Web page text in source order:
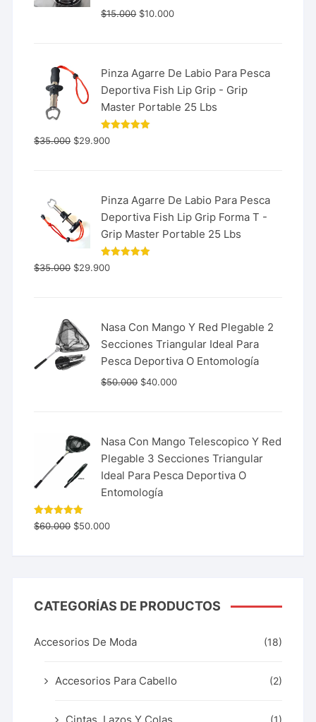
$15.000 $10.000
Pinza Agarre De Labio Para Pesca
Deportiva Fish Lip Grip - Grip
Master Portable 25 Lbs
Valorado
con
$35.000 $29.900
Pinza Agarre De Labio Para Pesca
Deportiva Fish Lip Grip Forma T -
Grip Master Portable 25 Lbs
Valorado
con
$35.000 $29.900
Nasa Con Mango Y Red Plegable 2
Secciones Triangular Ideal Para
Pesca Deportiva O Entomología
$50.000 $40.000
Nasa Con Mango Telescopico Y Red
Plegable 3 Secciones Triangular
Ideal Para Pesca Deportiva O
Entomología
Valorado
con 5.00
$60.000 $50.000
CATEGORÍAS DE PRODUCTOS
Accesorios De Moda (18)
Accesorios Para Cabello (2)